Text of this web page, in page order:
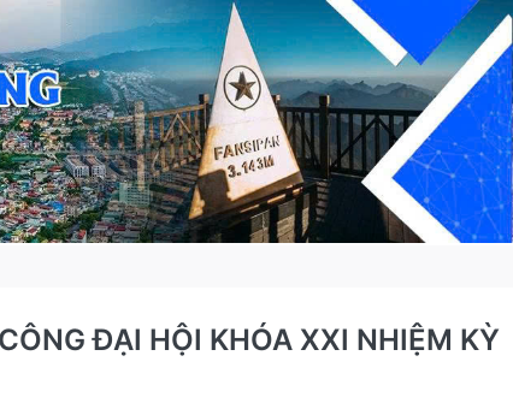
ĐẠI HỘI KHÓA XXI NHIỆM KỲ